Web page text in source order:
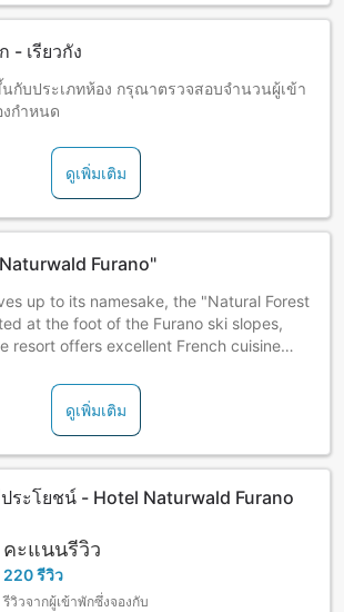
offered as a buffet style.
- เรียวกัง
นกับประเภทห้อง กรุณาตรวจสอบจำนวนผู้เข้า
กำหนด
ดูเพิ่มเติม
Furano"
up to its namesake, the "Natural Forest
at the foot of the Furano ski slopes,
resort offers excellent French cuisine
ดูเพิ่มเติม
ระโยชน์ - Hotel Naturwald Furano
คะแนนรีวิว
220 รีวิว
รีวิวจากผู้เข้าพักซึ่งจองกับ